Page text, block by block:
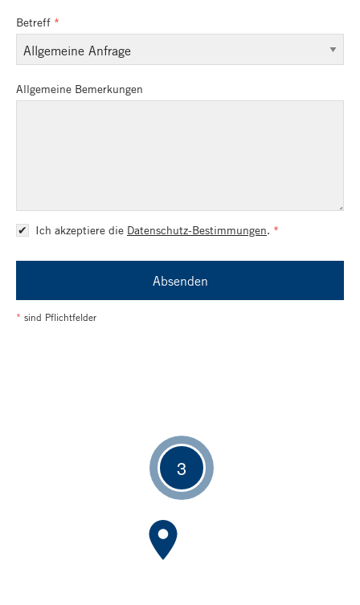
Betreff
Allgemeine Bemerkungen
Ich akzeptiere die Datenschutz-Bestimmungen.
Absenden
* sind Pflichtfelder
3